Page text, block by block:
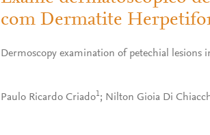
com Dermatite
Dermoscopy examination of petechial
Paulo Ricardo Criado1; Nilton Gioia Di